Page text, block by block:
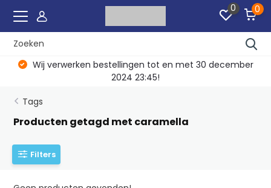
0 0
Wij verwerken bestellingen tot en met 30 december
2024 23:45!
Tags
Producten getagd met caramella
Filters